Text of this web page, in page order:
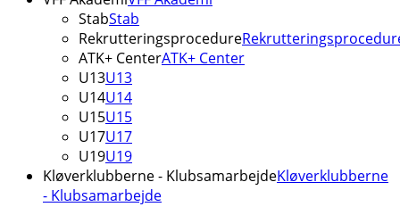
StabStab
Rekrutteringsprocedure
ATK+ CenterATK+ Center
U13U13
U14U14
U15U15
U17U17
U19U19
Kløverklubberne - KlubsamarbejdeKløverklubberne
- Klubsamarbejde